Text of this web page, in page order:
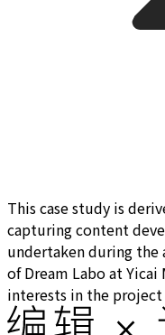
This case study is
capturing content
undertaken during the
of Dream Labo at
interests in the project